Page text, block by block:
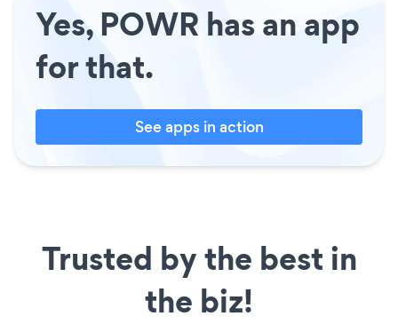
Yes, POWR has an app
for that.
See apps in action
Trusted by the best in
the biz!